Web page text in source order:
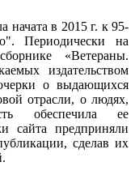
начата в 2015 г. к 95-
Периодически на
«Ветераны.
издательством
о выдающихся
отрасли, о людях,
обеспечила ее
сайта предприняли
сделав их